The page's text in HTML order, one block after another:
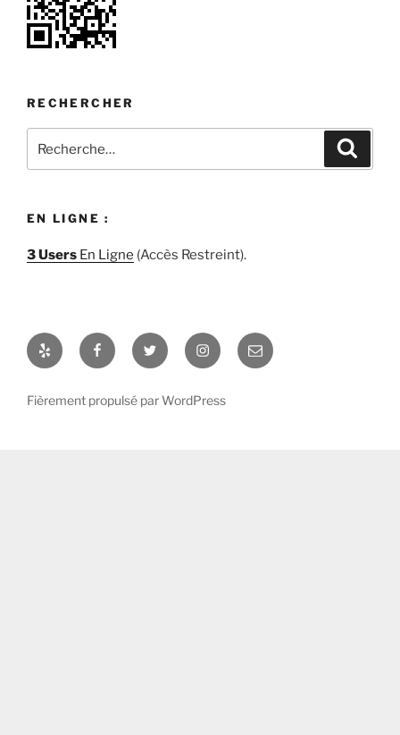
RECHERCHER
pour
EN LIGNE :
3 Users En Ligne (Accès Restreint).
Yelp FacebookTwitter Instagram
E-
mail
Fièrement propulsé par WordPress